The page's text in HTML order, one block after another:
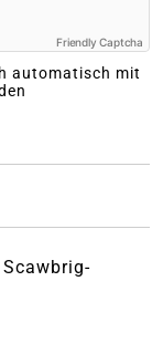
Friendly Captcha
automatisch mit